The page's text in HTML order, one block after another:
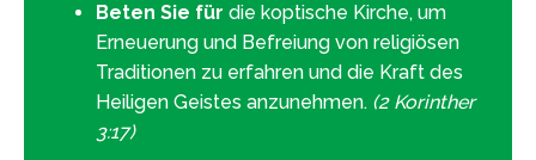
Beten Sie für die koptische Kirche, um
Erneuerung und Befreiung von religiösen
Traditionen zu erfahren und die Kraft des
Heiligen Geistes anzunehmen. (2 Korinther
3:17)